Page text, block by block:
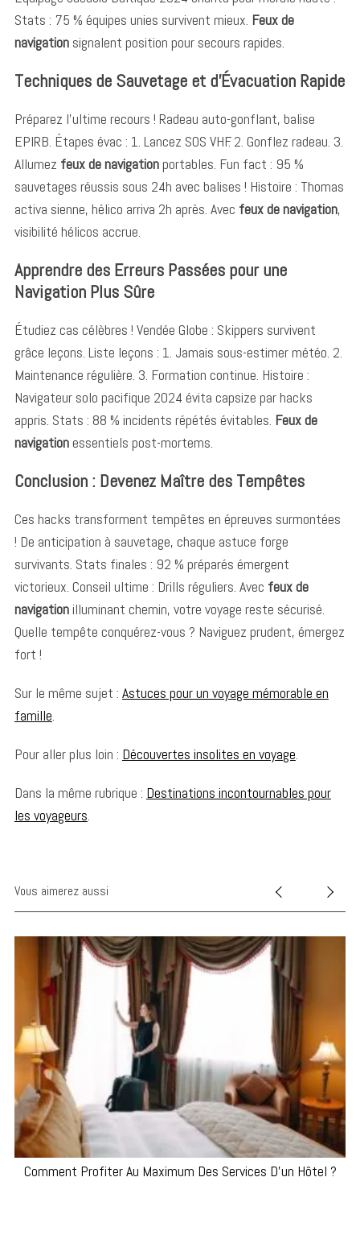
Stats : 75 % équipes unies survivent mieux. Feux de
navigationsignalent position pour secours rapides.
Techniques de Sauvetage et d’Évacuation Rapide
Préparez l’ultime recours ! Radeau auto-gonflant, balise
EPIRB. Étapes évac : 1. Lancez SOS VHF. 2. Gonflez radeau. 3.
Allumez feux de navigationportables. Fun fact : 95 %
sauvetages réussis sous 24h avec balises ! Histoire : Thomas
activa sienne, hélico arriva 2h après. Avec feux de navigation,
visibilité hélicos accrue.
Apprendre des Erreurs Passées pour une
Navigation Plus Sûre
Étudiez cas célèbres ! Vendée Globe : Skippers survivent
grâce leçons. Liste leçons : 1. Jamais sous-estimer météo. 2.
Maintenance régulière. 3. Formation continue. Histoire :
Navigateur solo pacifique 2024 évita capsize par hacks
appris. Stats : 88 % incidents répétés évitables. Feux de
navigationessentiels post-mortems.
Conclusion : Devenez Maître des Tempêtes
Ces hacks transforment tempêtes en épreuves surmontées
! De anticipation à sauvetage, chaque astuce forge
survivants. Stats finales : 92 % préparés émergent
victorieux. Conseil ultime : Drills réguliers. Avec feux de
navigationilluminant chemin, votre voyage reste sécurisé.
Quelle tempête conquérez-vous ? Naviguez prudent, émergez
fort !
Sur le même sujet : Astuces pour un voyage mémorable en
famille
Pour aller plus loin : Découvertes insolites en voyage
Dans la même rubrique : Destinations incontournables pour
les voyageurs
Vous aimerez aussi
Comment Profiter Au Maximum Des Services D’un Hôtel ?
a
o
: